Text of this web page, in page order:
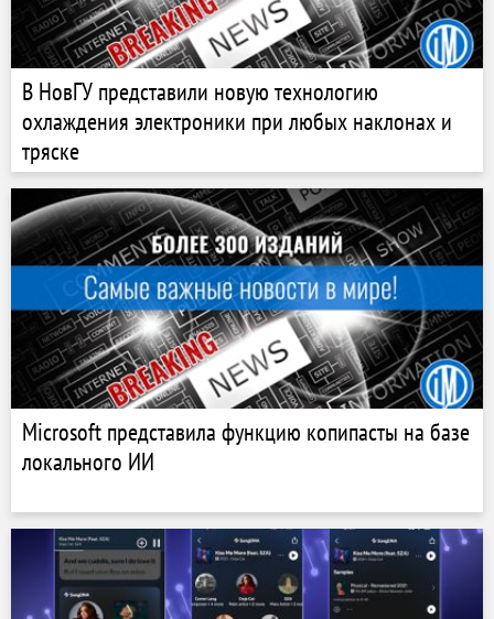
В НовГУ представили новую технологию
охлаждения электроники при любых наклонах и
тряске
Microsoft представила функцию копипасты на базе
локального ИИ